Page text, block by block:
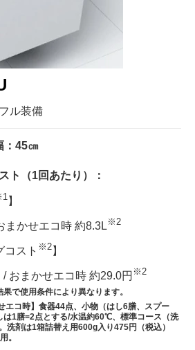
ル装備
：45㎝
ト（1回あたり）：
】
まかせエコ時 約8.3L ※2
コスト ※2 】
おまかせエコ時 約29.0円 ※2
で使用条件により異なります。
エコ時】食器44点、小物（はし6膳、スプー
は1膳=2点とする/水温約60℃、標準コース（洗
洗剤は1箱詰替え用600g入り475円（税込）
。